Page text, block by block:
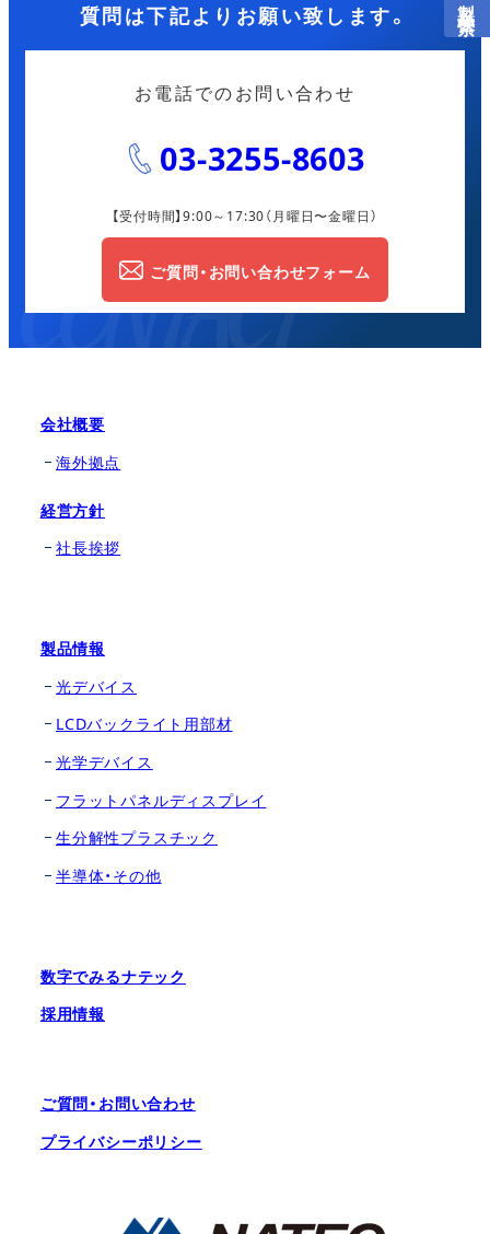
質問は下記よりお願い致します。
お電話でのお問い合わせ
03-3255-8603
【受付時間】9:00～17:30（月曜日〜金曜日）
ご質問・お問い合わせフォーム
会社概要
海外拠点
経営方針
社長挨拶
製品情報
光デバイス
LCDバックライト用部材
光学デバイス
フラットパネルディスプレイ
生分解性プラスチック
半導体・その他
数字でみるナテック
採用情報
ご質問・お問い合わせ
プライバシーポリシー